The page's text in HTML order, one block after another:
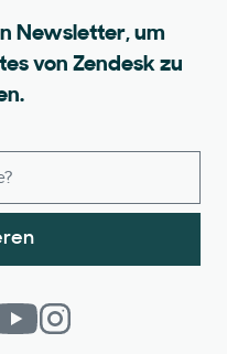
Newsletter, um
von Zendesk zu